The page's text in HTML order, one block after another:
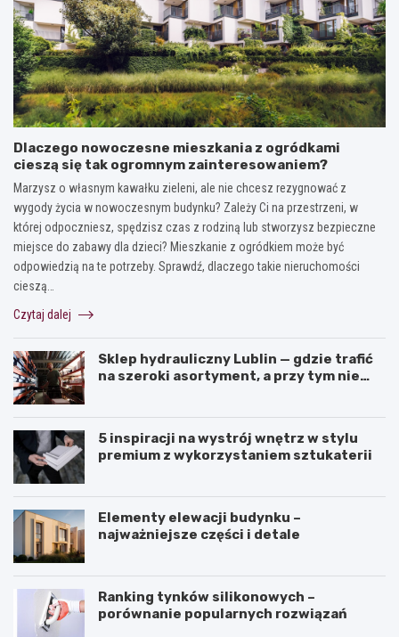
Dlaczego nowoczesne mieszkania z ogródkami
cieszą się tak ogromnym zainteresowaniem?
Marzysz o własnym kawałku zieleni, ale nie chcesz rezygnować z
wygody życia w nowoczesnym budynku? Zależy Ci na przestrzeni, w
której odpoczniesz, spędzisz czas z rodziną lub stworzysz bezpieczne
miejsce do zabawy dla dzieci? Mieszkanie z ogródkiem może być
odpowiedzią na te potrzeby. Sprawdź, dlaczego takie nieruchomości
cieszą…
Czytaj dalej
Sklep hydrauliczny Lublin — gdzie trafić
na szeroki asortyment, a przy tym nie
5 inspiracji na wystrój wnętrz w stylu
premium z wykorzystaniem sztukaterii
Elementy elewacji budynku –
najważniejsze części i detale
Ranking tynków silikonowych –
porównanie popularnych rozwiązań